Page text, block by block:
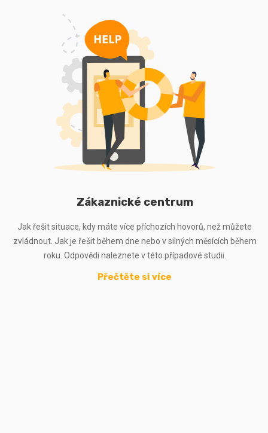
Zákaznické centrum
Jak řešit situace, kdy máte více příchozích hovorů, než můžete
zvládnout. Jak je řešit během dne nebo v silných měsících během
roku. Odpovědi naleznete v této případové studii.
Přečtěte si více